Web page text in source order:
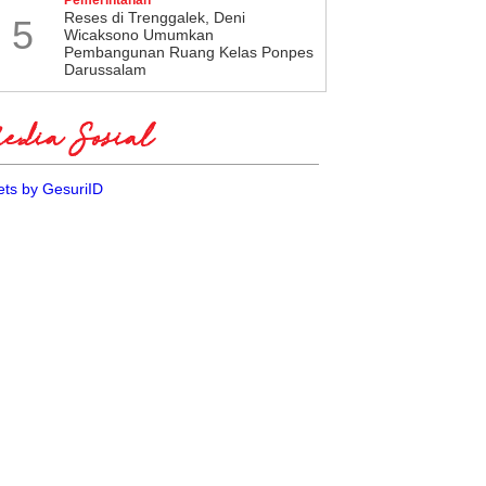
5
​Reses di Trenggalek, Deni
Wicaksono Umumkan
Pembangunan Ruang Kelas Ponpes
Darussalam
Sosial
by GesuriID